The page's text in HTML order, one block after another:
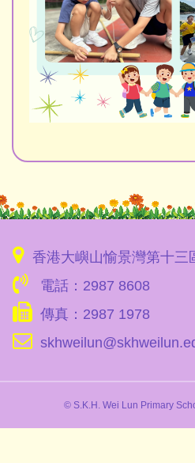
香港大嶼山愉景灣第十三
電話：2987 8608
傳真：2987 1978
© S.K.H. Wei Lun Primary